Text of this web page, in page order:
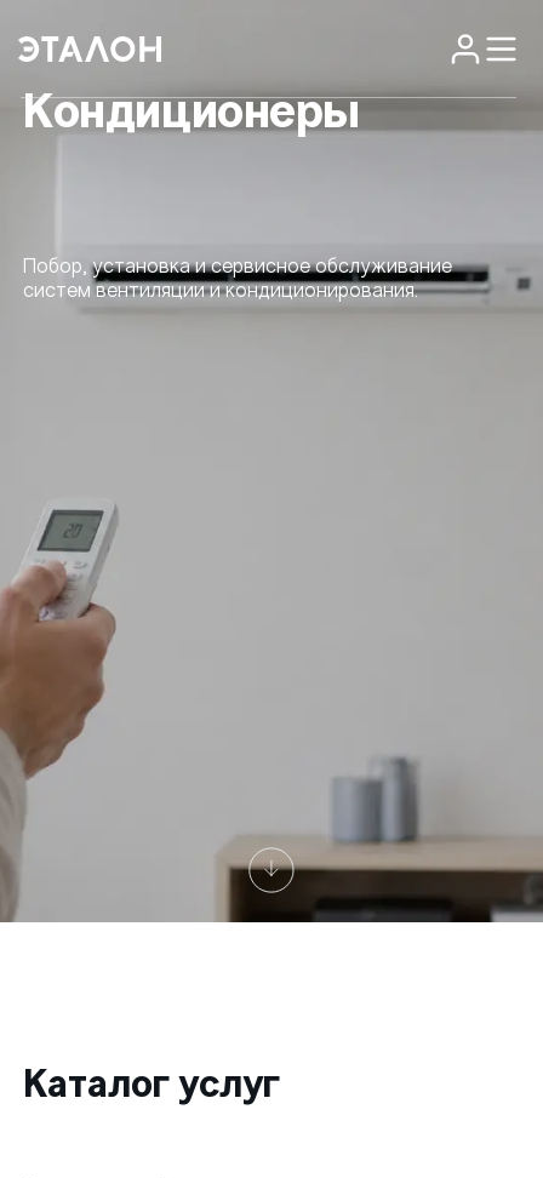
Кондиционеры
Побор, установка и сервисное обслуживание
систем вентиляции и кондиционирования.
Каталог услуг